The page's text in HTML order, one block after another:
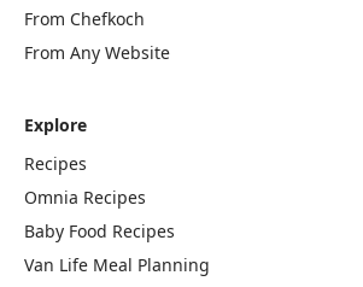
From Chefkoch
From Any Website
Explore
Recipes
Omnia Recipes
Baby Food Recipes
Van Life Meal Planning